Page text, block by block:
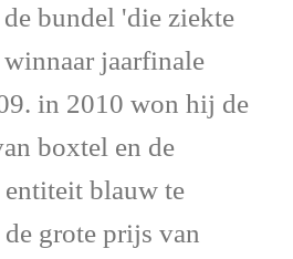
bundel 'die ziekte
jaarfinale
in 2010 won hij de
boxtel en de
blauw te
grote prijs van